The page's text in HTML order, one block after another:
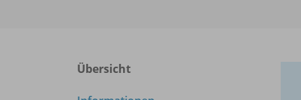
Übersicht